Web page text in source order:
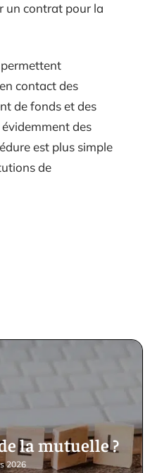
un contrat pour la
contact des
de fonds et des
des
est plus simple
de
la mutuelle ?
2026